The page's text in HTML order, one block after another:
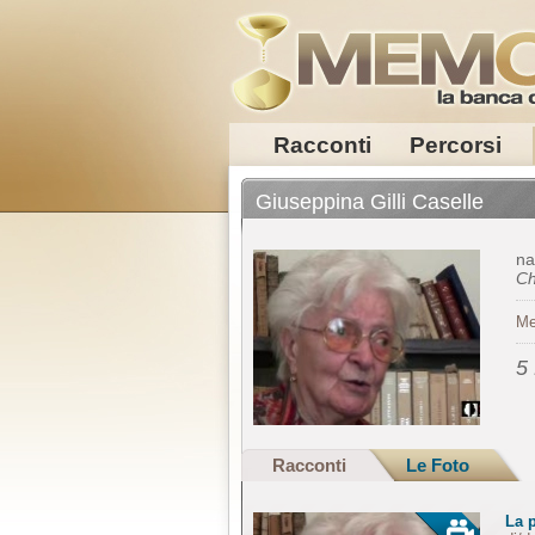
Racconti Percorsi
Giuseppina Gilli Caselle
5
Racconti Le Foto
La